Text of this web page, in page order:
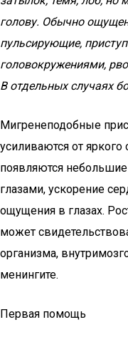
голову. Обычно
пульсирующие,
головокружениями,
В отдельных случаях
Мигренеподобные
усиливаются от
появляются
глазами, ускорение
ощущения в глазах.
может
организма,
менингите.
Первая помощь